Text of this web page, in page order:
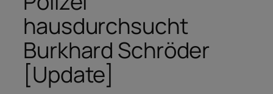
hausdurchsucht
Burkhard Schröder
[Update]